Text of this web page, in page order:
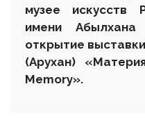
музее искусств
имени Абылхана
открытие
(Арухан)
Memory».